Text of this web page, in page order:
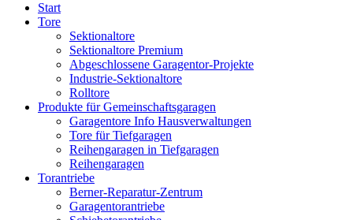
Start
Tore
Sektionaltore
Sektionaltore Premium
Abgeschlossene Garagentor-Projekte
Industrie-Sektionaltore
Rolltore
Produkte für Gemeinschaftsgaragen
Garagentore Info Hausverwaltungen
Tore für Tiefgaragen
Reihengaragen in Tiefgaragen
Reihengaragen
Torantriebe
Berner-Reparatur-Zentrum
Garagentorantriebe